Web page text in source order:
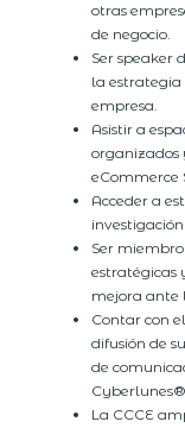
otras
de negocio.
Ser speaker
la
empresa.
Asistir a
organizados
eCommerce
Acceder a
Ser
estratégicas
mejora ante
Contar con
difusión de
de
La CCCE